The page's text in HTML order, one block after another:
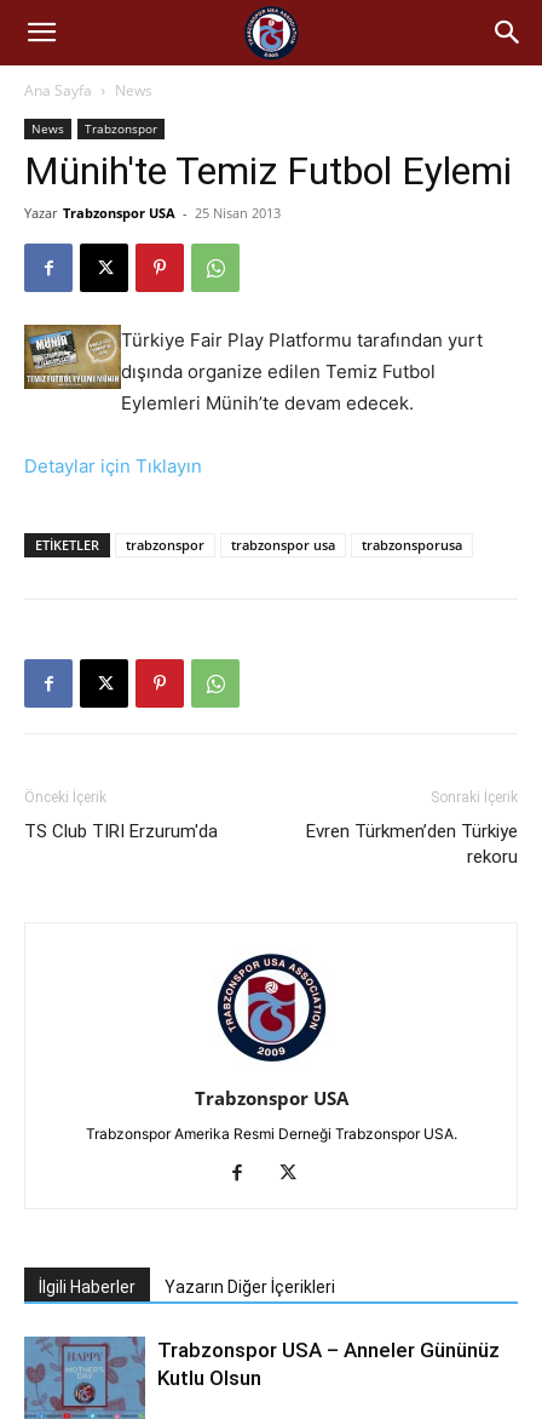
Ana Sayfa News
News Trabzonspor
Münih'te Temiz Futbol Eylemi
Yazar Trabzonspor USA - 25 Nisan 2013
Türkiye Fair Play Platformu tarafından yurt
dışında organize edilen Temiz Futbol
Eylemleri Münih’te devam edecek.
Detaylar için Tıklayın
ETIKETLER trabzonspor trabzonspor usa trabzonsporusa
Önceki İçerik
TS Club TIRI Erzurum'da
Sonraki İçerik
Evren Türkmen’den Türkiye
rekoru
Trabzonspor USA
Trabzonspor Amerika Resmi Derneği Trabzonspor USA.
İlgili Haberler Yazarın Diğer İçerikleri
Trabzonspor USA – Anneler Gününüz
Kutlu Olsun